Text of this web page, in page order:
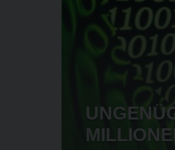
KÖNNTEN
STARK